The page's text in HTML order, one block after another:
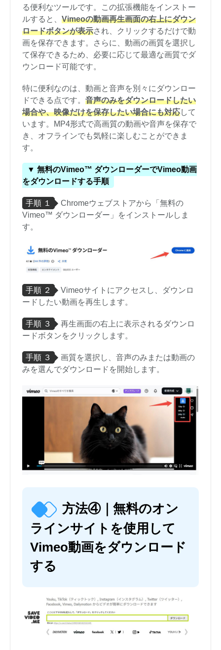
る便利なツールです。この拡張機能をインストー
ルすると、 Vimeoの動画再生画面の右上にダウン
ロードボタンが表示され、クリックするだけで動
画を保存できます。さらに、動画の画質を選択し
て保存できるため、必要に応じて最適な画質でダ
ウンロード可能です。
特に便利なのは、動画と音声を別々にダウンロー
ドできる点です。 音声のみをダウンロードしたい
場合や、映像だけを保存したい場合にも対応して
います。MP4形式で高画質の動画や音声を保存で
き、オフラインでも気軽に楽しむことができま
す。
▼ 無料のVimeo™ ダウンローダーでVimeo動画
をダウンロードする手順
手順 １
Chromeウェブストアから「無料の
Vimeo™ ダウンローダー」をインストールしま
す。
手順 ２
Vimeoサイトにアクセスし、ダウンロ
ードしたい動画を再生します。
手順 ３
再生画面の右上に表示されるダウンロ
ードボタンをクリックします。
手順 ３
画質を選択し、音声のみまたは動画の
みを選んでダウンロードを開始します。
方法④｜無料のオン
ラインサイトを使用して
Vimeo動画をダウンロード
する